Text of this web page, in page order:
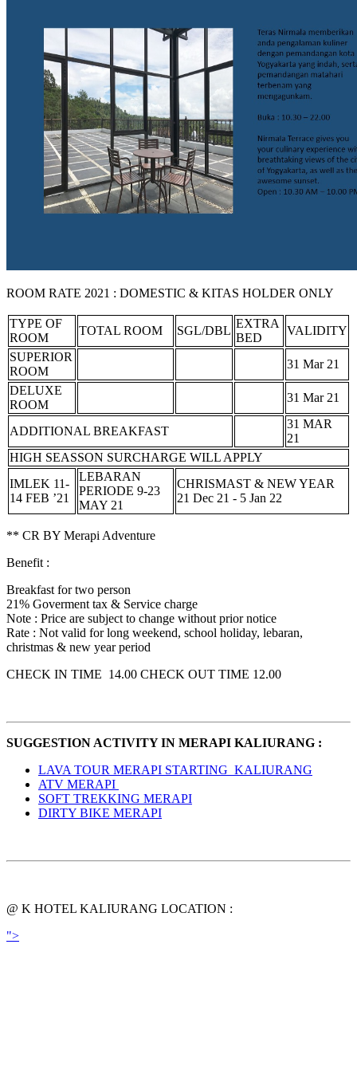
ROOM RATE 2021 : DOMESTIC & KITAS HOLDER ONLY
TYPE OF
ROOM
TOTAL ROOM SGL/DBL
EXTRA
BED
VALIDITY
SUPERIOR
ROOM
31 Mar 21
DELUXE
ROOM
31 Mar 21
ADDITIONAL BREAKFAST
31 MAR
21
HIGH SEASSON SURCHARGE WILL APPLY
IMLEK 11-
14 FEB ’21
LEBARAN
PERIODE 9-23
MAY 21
CHRISMAST & NEW YEAR
21 Dec 21 - 5 Jan 22
** CR BY Merapi Adventure
Benefit :
Breakfast for two person
21% Goverment tax & Service charge
Note : Price are subject to change without prior notice
Rate : Not valid for long weekend, school holiday, lebaran,
christmas & new year period
CHECK IN TIME 14.00 CHECK OUT TIME 12.00
SUGGESTION ACTIVITY IN MERAPI KALIURANG :
LAVA TOUR MERAPI STARTING KALIURANG
ATV MERAPI
SOFT TREKKING MERAPI
DIRTY BIKE MERAPI
@ K HOTEL KALIURANG LOCATION :
">